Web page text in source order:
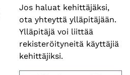
Jos haluat kehittäjäksi,
ota yhteyttä ylläpitäjään.
Ylläpitäjä voi liittää
rekisteröityneitä käyttäjiä
kehittäjiksi.